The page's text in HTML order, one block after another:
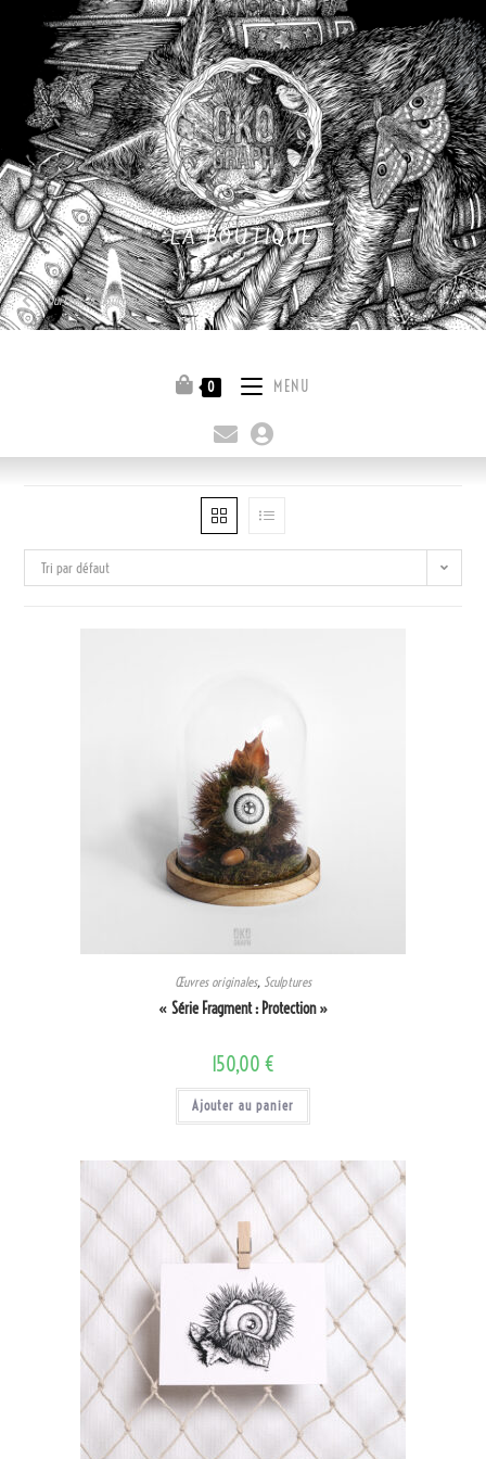
LA BOUTIQUE
Quitter la boutique
0 MENU
Tri par défaut
Œuvres originales, Sculptures
« Série Fragment : Protection »
150,00 €
Ajouter au panier